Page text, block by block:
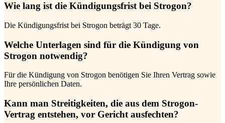
Wie lang ist die Kündigungsfrist bei Strogon?
Die Kündigungsfrist bei Strogon beträgt 30 Tage.
Welche Unterlagen sind für die Kündigung von
Strogon notwendig?
Für die Kündigung von Strogon benötigen Sie Ihren Vertrag sowie
Ihre persönlichen Daten.
Kann man Streitigkeiten, die aus dem Strogon-
Vertrag entstehen, vor Gericht ausfechten?